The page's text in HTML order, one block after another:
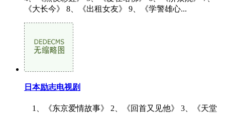
《大长今》 8、《出租女友》 9、《学警雄心...
日本励志电视剧
1、《东京爱情故事》 2、《回首又见他》 3、《天堂